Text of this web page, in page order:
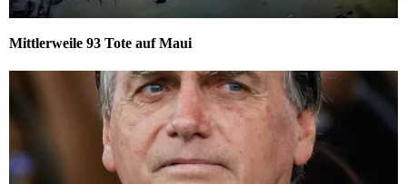
Mittlerweile 93 Tote auf Maui